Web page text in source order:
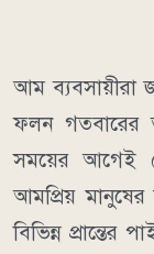
আম ব্যবসায়ীরা
ফলন গতবারের
সময়ের আগেই
আমপ্রিয়
বিভিন্ন